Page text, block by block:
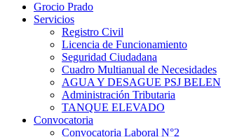
Grocio Prado
Servicios
Registro Civil
Licencia de Funcionamiento
Seguridad Ciudadana
Cuadro Multianual de Necesidades
AGUA Y DESAGUE PSJ BELEN
Administración Tributaria
TANQUE ELEVADO
Convocatoria
Convocatoria Laboral N°2